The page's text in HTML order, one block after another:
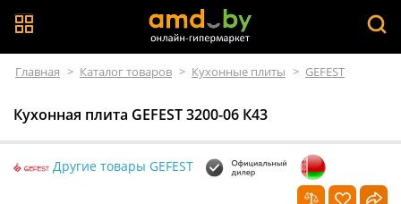
Главная > Каталог товаров > Кухонные плиты > GEFEST
Кухонная плита GEFEST 3200-06 К43
Другие товары GEFEST